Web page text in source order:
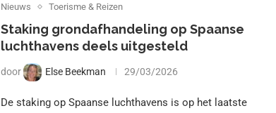
Nieuws Toerisme & Reizen
Staking grondafhandeling op Spaanse
luchthavens deels uitgesteld
door Else Beekman 29/03/2026
De staking op Spaanse luchthavens is op het laatste